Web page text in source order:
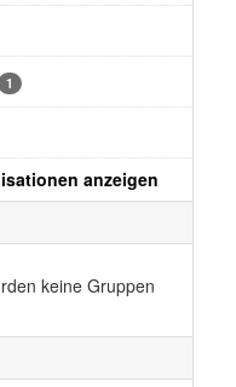
1
anzeigen
keine Gruppen